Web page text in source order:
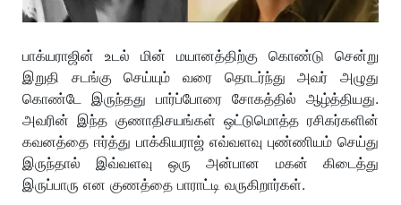
பாக்யராஜின் உடல் மின் மயானத்திற்கு கொண்டு சென்று
இறுதி சடங்கு செய்யும் வரை தொடர்ந்து அவர் அழுது
கொண்டே இருந்தது பார்ப்போரை சோகத்தில் ஆழ்த்தியது.
அவரின் இந்த குணாதிசயங்கள் ஒட்டுமொத்த ரசிகர்களின்
கவனத்தை ஈர்த்து பாக்கியராஜ் எவ்வளவு புண்ணியம் செய்து
இருந்தால் இவ்வளவு ஒரு அன்பான மகன் கிடைத்து
இருப்பாரு என குணத்தை பாராட்டி வருகிறார்கள்.